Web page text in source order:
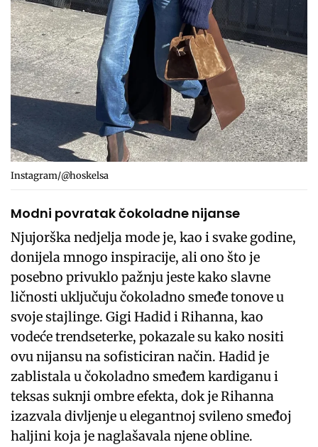
Instagram/@hoskelsa
Modni povratak čokoladne nijanse
Njujorška nedjelja mode je, kao i svake godine,
donijela mnogo inspiracije, ali ono što je
posebno privuklo pažnju jeste kako slavne
ličnosti uključuju čokoladno smeđe tonove u
svoje stajlinge. Gigi Hadid i Rihanna, kao
vodeće trendseterke, pokazale su kako nositi
ovu nijansu na sofisticiran način. Hadid je
zablistala u čokoladno smeđem kardiganu i
teksas suknji ombre efekta, dok je Rihanna
izazvala divljenje u elegantnoj svileno smeđoj
haljini koja je naglašavala njene obline.